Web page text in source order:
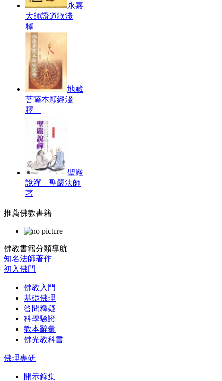
永嘉
大師證道歌淺
釋
地藏
菩薩本願經淺
釋
聖嚴
說禪 聖嚴法師
著
推薦佛教書籍
佛教書籍分類導航
知名法師著作
初入佛門
佛教入門
基礎佛理
答問釋疑
科學驗證
教本辭彙
佛光教科書
佛理專研
開示錄集